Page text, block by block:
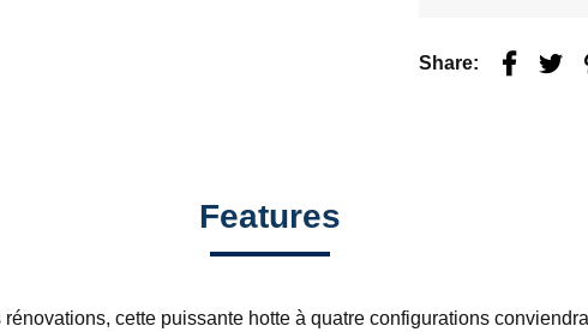
Share:
Features
cette puissante hotte à quatre configurations